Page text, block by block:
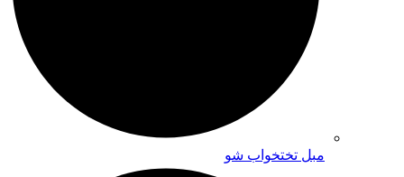
مبل تختخواب شو